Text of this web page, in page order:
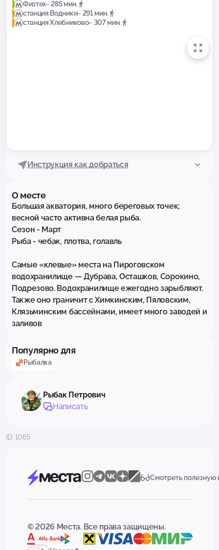
Физтех~ 285 мин.
станция Водники~ 291 мин.
станция Хлебниково~ 307 мин.
Инструкция как добраться
О месте
Большая акватория, много береговых точек;
весной часто активна белая рыба.
Сезон - Март
Рыба - чебак, плотва, голавль
Самые «клевые» места на Пироговском
водохранилище — Дубрава, Осташков, Сорокино,
Подрезово. Водохранилище ежегодно зарыбляют.
Также оно граничит с Химкинским, Пяловским,
Клязьминским бассейнами, имеет много заводей и
заливов
Популярно для
Рыбалка
Рыбак Петрович
Написать
ID: 1085
Смотреть
© 2026 Места. Все права защищены.